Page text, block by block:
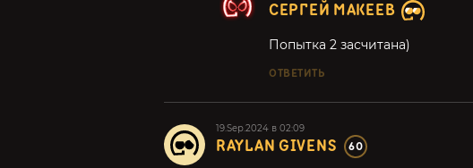
СЕРГЕЙ МАКЕЕВ
Попытка 2 засчитана)
ОТВЕТИТЬ
19.Sep.2024 в 02:09
RAYLAN GIVENS 60